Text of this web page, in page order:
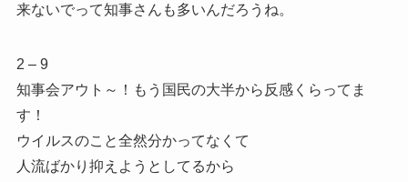
来ないでって知事さんも多いんだろうね。
2 – 9
知事会アウト～！もう国民の大半から反感くらってま
す！
ウイルスのこと全然分かってなくて
人流ばかり抑えようとしてるから